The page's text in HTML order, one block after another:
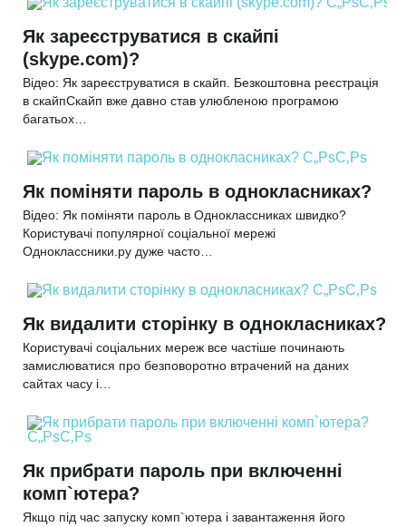
Як зареєструватися в скайпі
(skype.com)?
Відео: Як зареєструватися в скайп. Безкоштовна реєстрація
в скайпСкайп вже давно став улюбленою програмою
багатьох…
Як поміняти пароль в однокласниках?
Відео: Як поміняти пароль в Одноклассниках швидко?
Користувачі популярної соціальної мережі
Одноклассники.ру дуже часто…
Як видалити сторінку в однокласниках?
Користувачі соціальних мереж все частіше починають
замислюватися про безповоротно втрачений на даних
сайтах часу і…
Як прибрати пароль при включенні
комп`ютера?
Якщо під час запуску комп`ютера і завантаження його